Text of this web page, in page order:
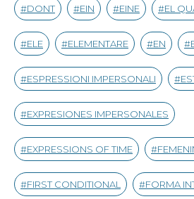
DONT EIN EINE EL
ELE ELEMENTARE EN
ESPRESSIONI IMPERSONALI
EXPRESIONES IMPERSONALES
EXPRESSIONS OF TIME
FIRST CONDITIONAL FORMA